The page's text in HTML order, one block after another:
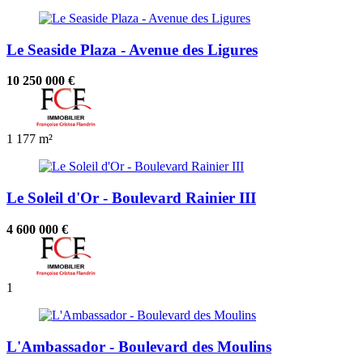
Le Seaside Plaza - Avenue des Ligures
10 250 000 €
1 177 m²
Le Soleil d'Or - Boulevard Rainier III
4 600 000 €
1
L'Ambassador - Boulevard des Moulins